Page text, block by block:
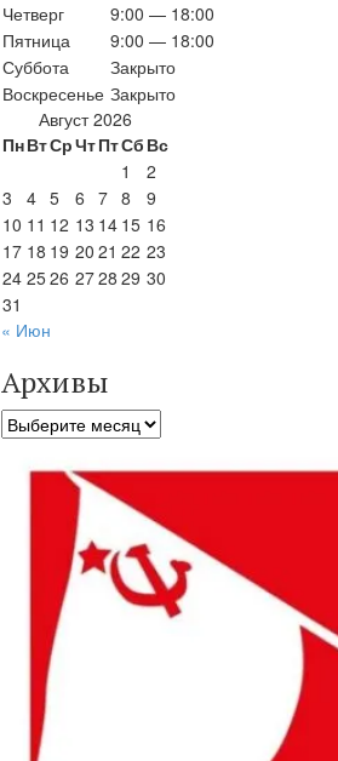
Четверг
9:00 — 18:00
Пятница
9:00 — 18:00
Суббота
Закрыто
Воскресенье Закрыто
Август 2026
ПнВтСрЧтПтСб Вс
1
2
3
4 5 6 7 8
9
10 11 12 13 14 15 16
17 18 19 20 21 22 23
24 2526 2728 29 30
31
« Июн
Архивы
Архивы